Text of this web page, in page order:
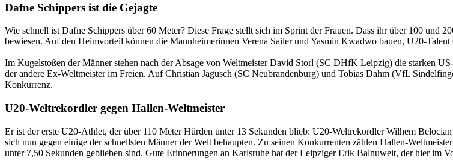
Dafne Schippers ist die Gejagte
Wie schnell ist Dafne Schippers über 60 Meter? Diese Frage stellt sich im Sprint der Frauen. Dass ihr über 100 und
bewiesen. Auf den Heimvorteil können die Mannheimerinnen Verena Sailer und Yasmin Kwadwo bauen, U20-
Im Kugelstoßen der Männer stehen nach der Absage von Weltmeister David Storl (SC DHfK Leipzig) die starken
der andere Ex-Weltmeister im Freien. Auf Christian Jagusch (SC Neubrandenburg) und Tobias Dahm (VfL
Konkurrenz.
U20-Weltrekordler gegen Hallen-Weltmeister
Er ist der erste U20-Athlet, der über 110 Meter Hürden unter 13 Sekunden blieb: U20-Weltrekordler Wilhem
sich nun gegen einige der schnellsten Männer der Welt behaupten. Zu seinen Konkurrenten zählen Hallen-
unter 7,50 Sekunden geblieben sind. Gute Erinnerungen an Karlsruhe hat der Leipziger Erik Balnuweit, der hier im